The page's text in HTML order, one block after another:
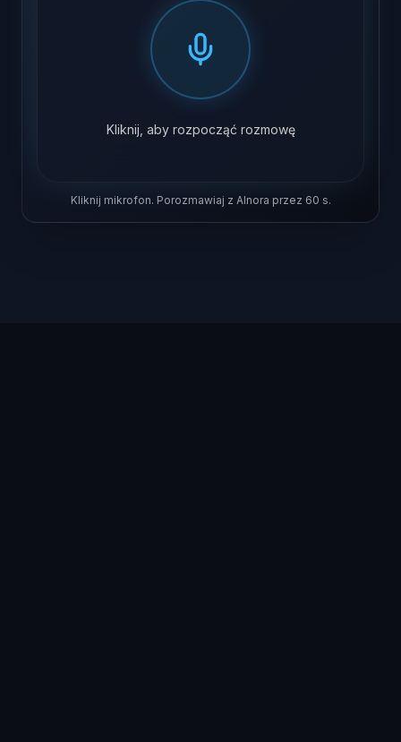
Kliknij, aby rozpocząć rozmowę
Kliknij mikrofon. Porozmawiaj z AInora przez 60 s.